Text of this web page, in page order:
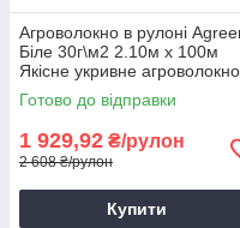
Агроволокно в рулоні
Біле 30г\м2 2.10м х 100м
Якісне укривне агроволокно
Готово до відправки
1 929,92 ₴/рулон
2 608 ₴/рулон
Купити